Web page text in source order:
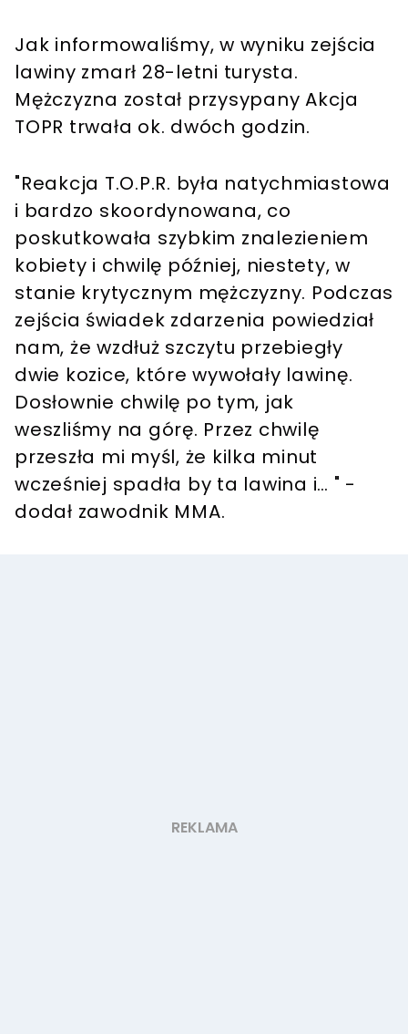
Jak informowaliśmy, w wyniku zejścia
lawiny zmarł 28-letni turysta.
Mężczyzna został przysypany Akcja
TOPR trwała ok. dwóch godzin.
"Reakcja T.O.P.R. była natychmiastowa
i bardzo skoordynowana, co
poskutkowała szybkim znalezieniem
kobiety i chwilę później, niestety, w
stanie krytycznym mężczyzny. Podczas
zejścia świadek zdarzenia powiedział
nam, że wzdłuż szczytu przebiegły
dwie kozice, które wywołały lawinę.
Dosłownie chwilę po tym, jak
weszliśmy na górę. Przez chwilę
przeszła mi myśl, że kilka minut
wcześniej spadła by ta lawina i… " -
dodał zawodnik MMA.